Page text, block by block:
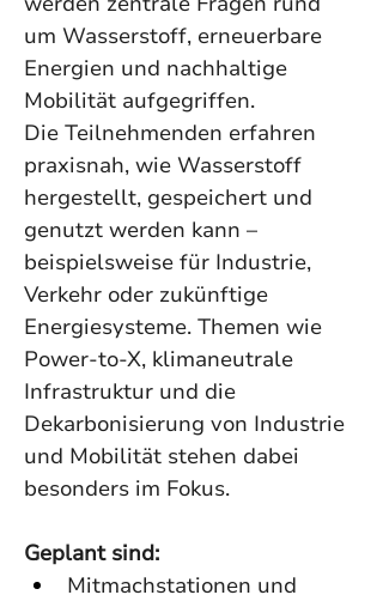
um Wasserstoff, erneuerbare
Energien und nachhaltige
Mobilität aufgegriffen.
Die Teilnehmenden erfahren
praxisnah, wie Wasserstoff
hergestellt, gespeichert und
genutzt werden kann –
beispielsweise für Industrie,
Verkehr oder zukünftige
Energiesysteme. Themen wie
Power-to-X, klimaneutrale
Infrastruktur und die
Dekarbonisierung von Industrie
und Mobilität stehen dabei
besonders im Fokus.
Geplant sind:
Mitmachstationen und